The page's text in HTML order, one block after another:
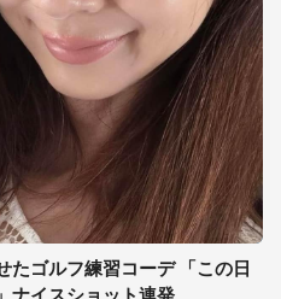
たゴルフ練習コーデ 「この日